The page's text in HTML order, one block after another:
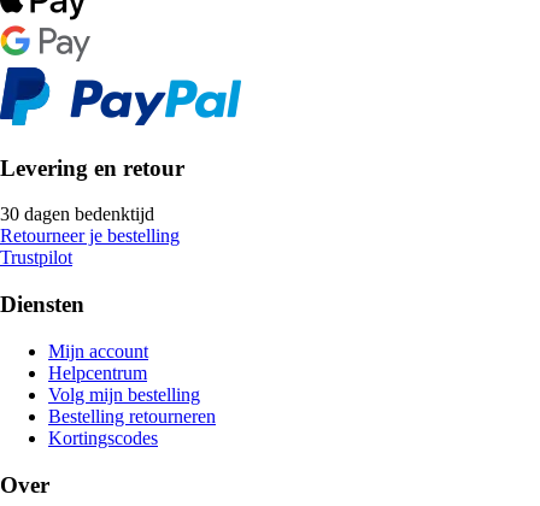
Levering en retour
30 dagen bedenktijd
Retourneer je bestelling
Trustpilot
Diensten
Mijn account
Helpcentrum
Volg mijn bestelling
Bestelling retourneren
Kortingscodes
Over